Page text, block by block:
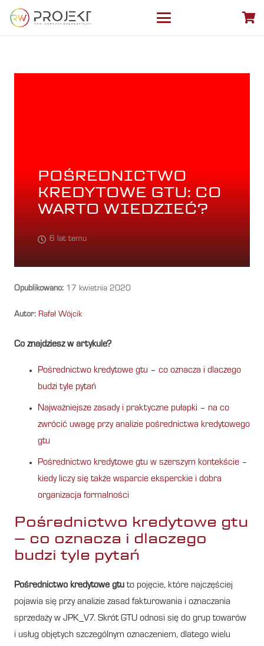
POŚREDNICTWO
KREDYTOWE GTU: CO
WARTO WIEDZIEĆ?
6 lat temu
Opublikowano: 17 kwietnia 2020
Autor: Rafał Wójcik
Co znajdziesz w artykule?
Pośrednictwo kredytowe gtu – co oznacza i dlaczego
budzi tyle pytań
Najważniejsze zasady i praktyczne pułapki – na co
zwrócić uwagę przy analizie pośrednictwa kredytowego
gtu
Pośrednictwo kredytowe gtu w szerszym kontekście –
kiedy liczy się także wsparcie eksperckie i dobra
organizacja formalności
Pośrednictwo kredytowe gtu
– co oznacza i dlaczego
budzi tyle pytań
Pośrednictwo kredytowe gtu to pojęcie, które najczęściej
pojawia się przy analizie zasad fakturowania i oznaczania
sprzedaży w JPK_V7. Skrót GTU odnosi się do grup towarów
i usług objętych szczególnym oznaczeniem, dlatego wielu